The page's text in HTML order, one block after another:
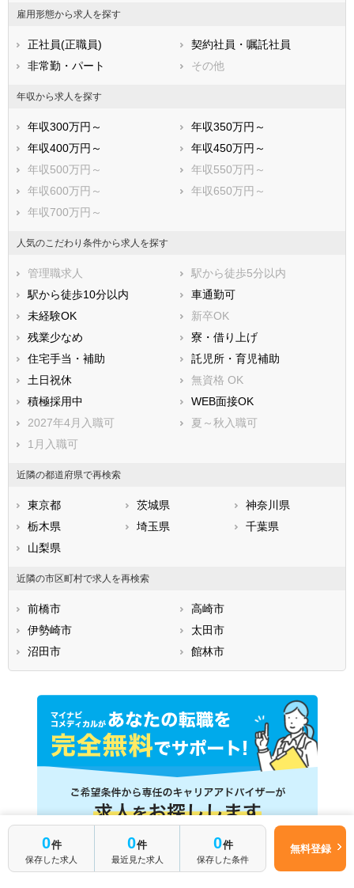
0件
保存した求人
0件
最近見た求人
0件
保存した条件
無料登録
邑楽郡邑楽町
雇用形態から求人を探す
正社員(正職員)
契約社員・嘱託社員
非常勤・パート
その他
年収から求人を探す
年収300万円～
年収350万円～
年収400万円～
年収450万円～
年収500万円～
年収550万円～
年収600万円～
年収650万円～
年収700万円～
人気のこだわり条件から求人を探す
管理職求人
駅から徒歩5分以内
駅から徒歩10分以内
車通勤可
未経験OK
新卒OK
残業少なめ
寮・借り上げ
住宅手当・補助
託児所・育児補助
土日祝休
無資格 OK
積極採用中
WEB面接OK
2027年4月入職可
夏～秋入職可
1月入職可
近隣の都道府県で再検索
東京都 茨城県
神奈川県
栃木県
埼玉県
千葉県
山梨県
近隣の市区町村で求人を再検索
前橋市
高崎市
伊勢崎市
太田市
沼田市
館林市
ご登録はこちら